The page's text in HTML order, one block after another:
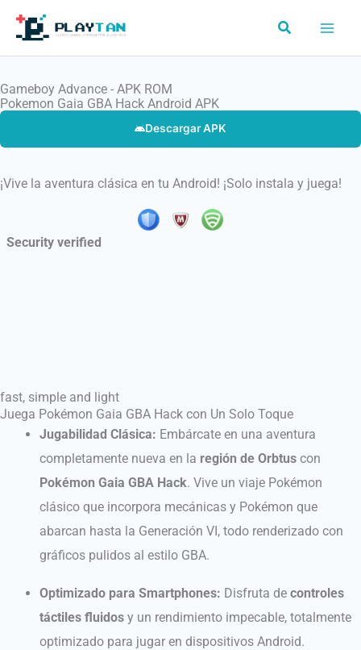
contenido
Buscar
Gameboy Advance - APK ROM
Pokemon Gaia GBA Hack Android APK
Descargar APK
¡Vive la aventura clásica en tu Android! ¡Solo instala y juega!
Security verified
fast, simple and light
Juega Pokémon Gaia GBA Hack con Un Solo Toque
Jugabilidad Clásica: Embárcate en una aventura
completamente nueva en la región de Orbtus con
Pokémon Gaia GBA Hack. Vive un viaje Pokémon
clásico que incorpora mecánicas y Pokémon que
abarcan hasta la Generación VI, todo renderizado con
gráficos pulidos al estilo GBA.
Optimizado para Smartphones: Disfruta decontroles
táctiles fluidos y un rendimiento impecable, totalmente
optimizado para jugar en dispositivos Android.